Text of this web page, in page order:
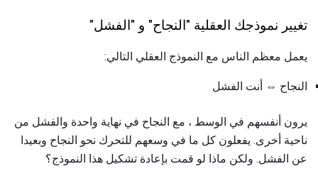
تغيير نموذجك العقلية "النجاح" و "الفشل"
يعمل معظم الناس مع النموذج العقلي التالي:
النجاح ⇔ أنت الفشل
يرون أنفسهم في الوسط ، مع النجاح في نهاية واحدة والفشل من
ناحية أخرى. يفعلون كل ما في وسعهم للتحرك نحو النجاح وبعيدا
عن الفشل. ولكن ماذا لو قمت بإعادة تشكيل هذا النموذج؟